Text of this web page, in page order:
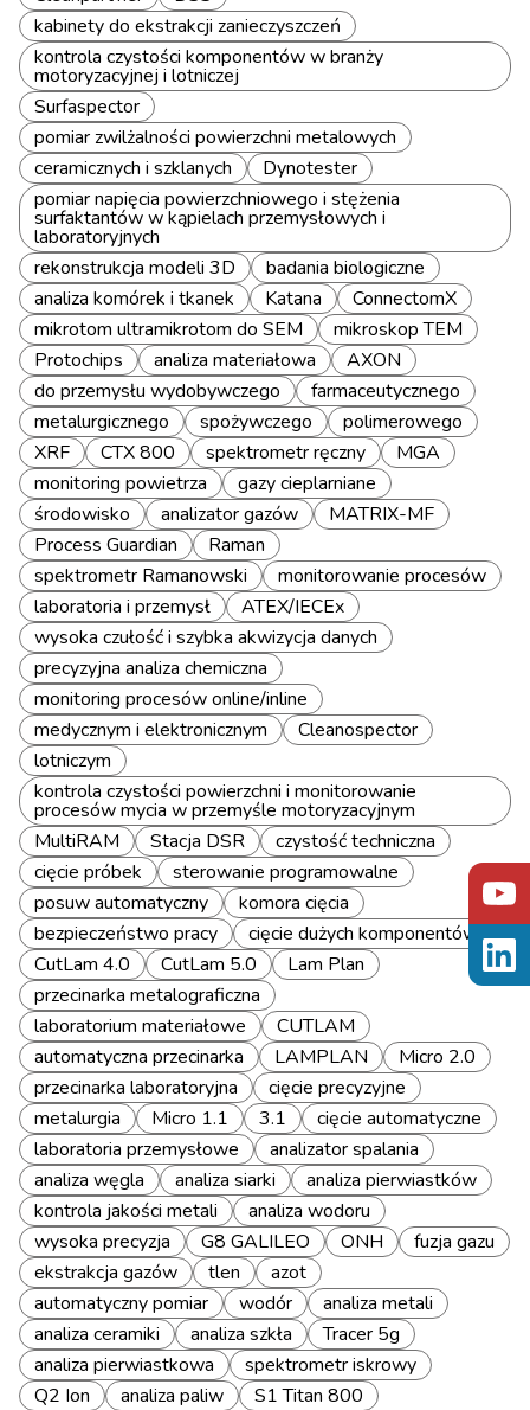
kabinety do ekstrakcji zanieczyszczeń
kontrola czystości komponentów w branży
motoryzacyjnej i lotniczej
Surfaspector
pomiar zwilżalności powierzchni metalowych
ceramicznych i szklanych
Dynotester
pomiar napięcia powierzchniowego i stężenia
surfaktantów w kąpielach przemysłowych i
laboratoryjnych
rekonstrukcja modeli 3D
badania biologiczne
analiza komórek i tkanek
Katana
ConnectomX
mikrotom ultramikrotom do SEM
mikroskop TEM
Protochips
analiza materiałowa
AXON
do przemysłu wydobywczego
farmaceutycznego
metalurgicznego
spożywczego
polimerowego
XRF
CTX 800 spektrometr ręczny
MGA
monitoring powietrza
gazy cieplarniane
środowisko
analizator gazów
MATRIX-MF
Process Guardian
Raman
spektrometr Ramanowski
monitorowanie procesów
laboratoria i przemysł
ATEX/IECEx
wysoka czułość i szybka akwizycja danych
precyzyjna analiza chemiczna
monitoring procesów online/inline
medycznym i elektronicznym
Cleanospector
lotniczym
kontrola czystości powierzchni i monitorowanie
procesów mycia w przemyśle motoryzacyjnym
MultiRAM
Stacja DSR
czystość techniczna
cięcie próbek
sterowanie programowalne
posuw automatyczny
komora cięcia
bezpieczeństwo pracy
cięcie dużych komponentów
CutLam 4.0
CutLam 5.0
Lam Plan
przecinarka metalograficzna
laboratorium materiałowe
CUTLAM
automatyczna przecinarka
LAMPLAN
Micro 2.0
przecinarka laboratoryjna
cięcie precyzyjne
metalurgia
Micro 1.1 3.1
cięcie automatyczne
laboratoria przemysłowe
analizator spalania
analiza węgla
analiza siarki
analiza pierwiastków
kontrola jakości metali
analiza wodoru
wysoka precyzja
G8 GALILEO ONH
fuzja gazu
ekstrakcja gazów
tlen
azot
automatyczny pomiar
wodór
analiza metali
analiza ceramiki
analiza szkła
Tracer 5g
analiza pierwiastkowa
spektrometr iskrowy
Q2 Ion
analiza paliw
S1 Titan 800